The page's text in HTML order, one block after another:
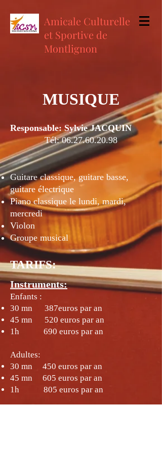
Amicale Culturelle
et Sportive de
Montlignon
MUSIQUE
Responsable: Sylvie JACQUIN
Tél:06.27.60.20.98
Guitare classique, guitare basse,
guitare électrique
Piano classique le lundi, mardi,
mercredi
Violon
Groupe musical
TARIFS:
Instruments:
Enfants :
30 mn 387euros par an
45 mn 520 euros par an
1h 690 euros par an
Adultes:
30 mn 450 euros par an
45 mn 605 euros par an
1h 805 euros par an